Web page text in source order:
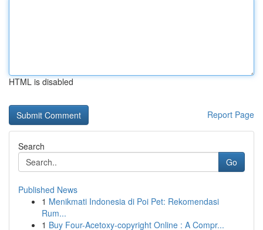
HTML is disabled
Report Page
Search
Go
Published News
1 Menikmati Indonesia di Poi Pet: Rekomendasi
Rum...
1 Buy Four-Acetoxy-copyright Online : A Compr...